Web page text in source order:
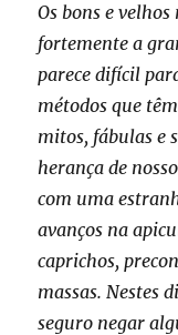
Os bons e
fortemente a
parece difícil
métodos que
mitos, fábulas e
herança de
com uma
avanços na
caprichos,
massas. Nestes
seguro negar